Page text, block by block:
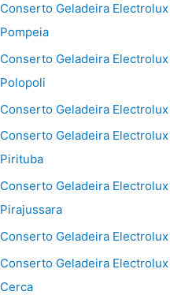
Conserto Geladeira
Pompeia
Conserto Geladeira
Polopoli
Conserto Geladeira
Conserto Geladeira
Pirituba
Conserto Geladeira
Pirajussara
Conserto Geladeira
Conserto Geladeira
Cerca